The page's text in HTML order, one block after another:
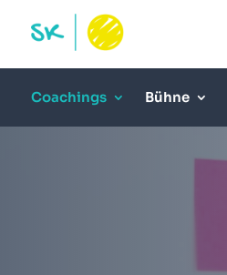
Coachings Bühne